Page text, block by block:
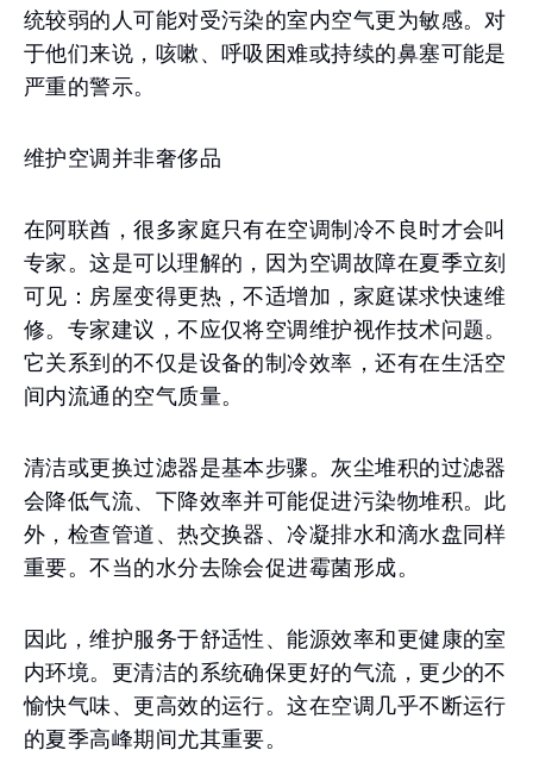
统较弱的人可能对受污染的室内空气更为敏感。对
于他们来说，咳嗽、呼吸困难或持续的鼻塞可能是
严重的警示。
维护空调并非奢侈品
在阿联酋，很多家庭只有在空调制冷不良时才会叫
专家。这是可以理解的，因为空调故障在夏季立刻
可见：房屋变得更热，不适增加，家庭谋求快速维
修。专家建议，不应仅将空调维护视作技术问题。
它关系到的不仅是设备的制冷效率，还有在生活空
间内流通的空气质量。
清洁或更换过滤器是基本步骤。灰尘堆积的过滤器
会降低气流、下降效率并可能促进污染物堆积。此
外，检查管道、热交换器、冷凝排水和滴水盘同样
重要。不当的水分去除会促进霉菌形成。
因此，维护服务于舒适性、能源效率和更健康的室
内环境。更清洁的系统确保更好的气流，更少的不
愉快气味、更高效的运行。这在空调几乎不断运行
的夏季高峰期间尤其重要。